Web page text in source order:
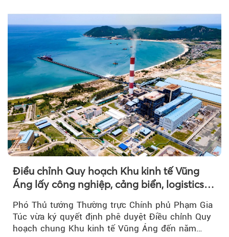
Điều chỉnh Quy hoạch Khu kinh tế Vũng
Áng lấy công nghiệp, cảng biển, logistics
Phó Thủ tướng Thường trực Chính phủ Phạm Gia
Túc vừa ký quyết định phê duyệt Điều chỉnh Quy
hoạch chung Khu kinh tế Vũng Áng đến năm